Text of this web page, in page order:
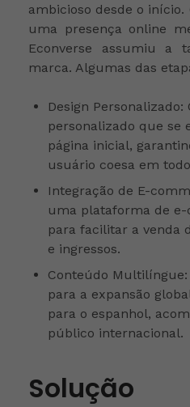
ambicioso desde o
uma presença online
Econverse assumiu a
marca. Algumas das
Design
personalizado que se
página inicial,
usuário coesa em
Integração de E-
uma plataforma de
para facilitar a venda
e ingressos.
Conteúdo
para a expansão
para o espanhol,
público internacional.
Solução